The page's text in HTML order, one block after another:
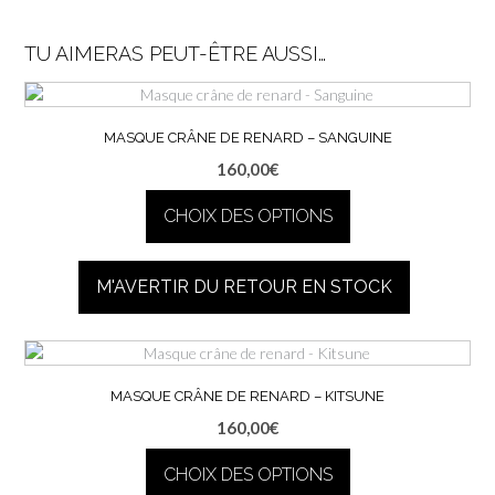
TU AIMERAS PEUT-ÊTRE AUSSI…
MASQUE CRÂNE DE RENARD – SANGUINE
160,00€
CHOIX DES OPTIONS
produit
variations.
Les
options
être
sur
M'AVERTIR DU RETOUR EN STOCK
MASQUE CRÂNE DE RENARD – KITSUNE
160,00€
CHOIX DES OPTIONS